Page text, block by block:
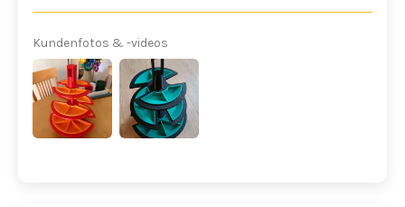
Kundenfotos & -videos